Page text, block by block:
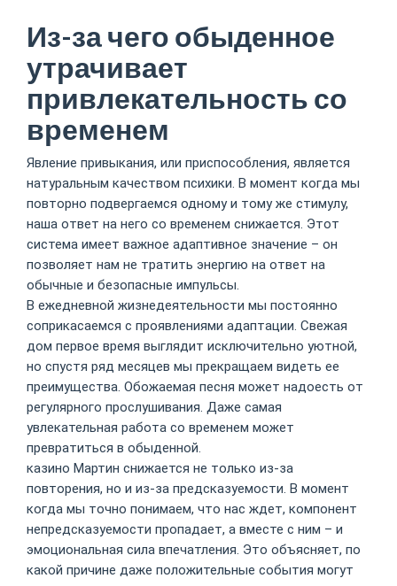
Из-за чего обыденное
утрачивает
привлекательность со
временем
Явление привыкания, или приспособления, является
натуральным качеством психики. В момент когда мы
повторно подвергаемся одному и тому же стимулу,
наша ответ на него со временем снижается. Этот
система имеет важное адаптивное значение – он
позволяет нам не тратить энергию на ответ на
обычные и безопасные импульсы.
В ежедневной жизнедеятельности мы постоянно
соприкасаемся с проявлениями адаптации. Свежая
дом первое время выглядит исключительно уютной,
но спустя ряд месяцев мы прекращаем видеть ее
преимущества. Обожаемая песня может надоесть от
регулярного прослушивания. Даже самая
увлекательная работа со временем может
превратиться в обыденной.
казино Мартин снижается не только из-за
повторения, но и из-за предсказуемости. В момент
когда мы точно понимаем, что нас ждет, компонент
непредсказуемости пропадает, а вместе с ним – и
эмоциональная сила впечатления. Это объясняет, по
какой причине даже положительные события могут